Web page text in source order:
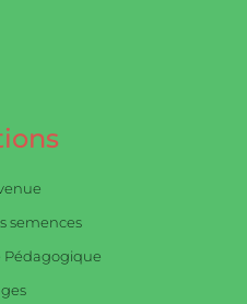
semences
Pédagogique